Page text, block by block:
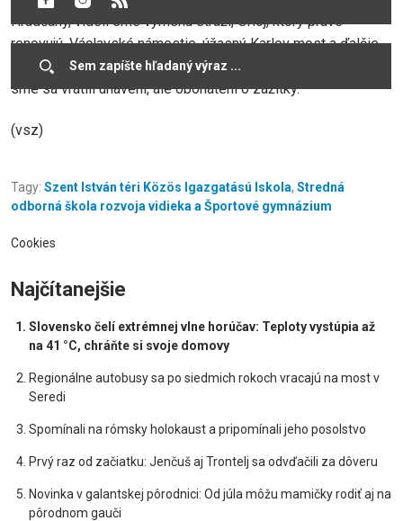
Hradčany, videli sme výmenu stráží, Orloj, ktorý práve
renovujú, Václavské námestie, úžasný Karlov most a ďalšie
zaujímavosti. Boli sme očarení aj nočnou Prahou. Domov
sme sa vrátili unavení, ale obohatení o zážitky.
(vsz)
Tagy: Szent István téri Közös Igazgatású Iskola, Stredná
odborná škola rozvoja vidieka a Športové gymnázium
Cookies
Najčítanejšie
Slovensko čelí extrémnej vlne horúčav: Teploty vystúpia až
na 41 °C, chráňte si svoje domovy
Regionálne autobusy sa po siedmich rokoch vracajú na most v
Seredi
Spomínali na rómsky holokaust a pripomínali jeho posolstvo
Prvý raz od začiatku: Jenčuš aj Trontelj sa odvďačili za dôveru
Novinka v galantskej pôrodnici: Od júla môžu mamičky rodiť aj na
pôrodnom gauči